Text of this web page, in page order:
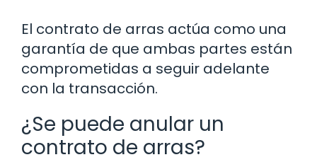
El contrato de arras actúa como una
garantía de que ambas partes están
comprometidas a seguir adelante
con la transacción.
¿Se puede anular un
contrato de arras?